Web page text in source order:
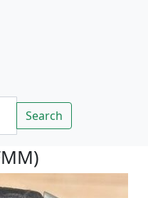
Rechercher
Search